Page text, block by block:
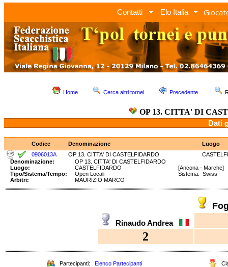
Contatti Elo Italia
Home Cerca altri tornei Precedente
OP 13. CITTA' DI
Dati
Codice Denominazione
Luogo
0906013A
OP 13. CITTA' DI CASTELFIDARDO
Denominazione:
OP 13. CITTA' DI CASTELFIDARDO
Luogo:
CASTELFIDARDO
[Ancona - Marche]
Tipo/Sistema/Tempo:
Open Locali
Sistema: Swiss
Arbitri:
MAURIZIO MARCO
Rinaudo Andrea
2
Partecipanti: Elenco Partecipanti